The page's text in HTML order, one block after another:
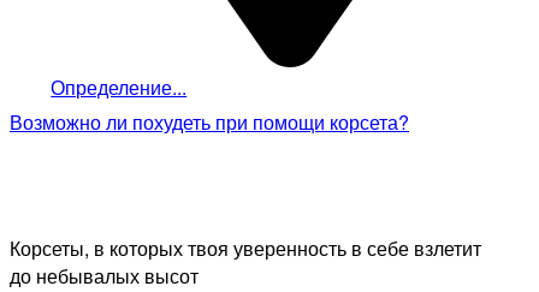
Определение...
Возможно ли похудеть при помощи корсета?
Корсеты, в которых твоя уверенность в себе взлетит
до небывалых высот